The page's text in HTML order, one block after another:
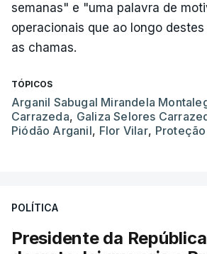
semanas" e "uma palavra de
operacionais que ao longo
as chamas.
TÓPICOS
Arganil Sabugal Mirandela
Carrazeda, Galiza Selores
Piódão Arganil, Flor Vilar, Proteção
POLÍTICA
Presidente da